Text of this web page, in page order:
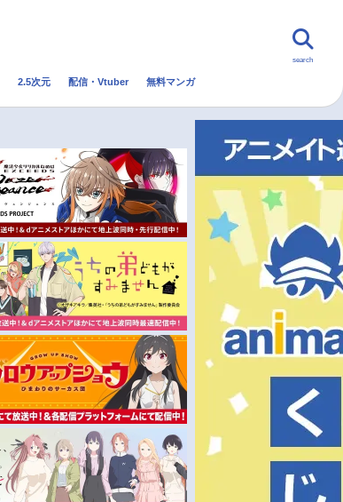
トレンド 無料マンガ
秋アニメ
冬アニメ
search
2.5次元 配信・Vtuber 無料マンガ